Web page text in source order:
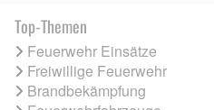
Top-Themen
Feuerwehr Einsätze
Freiwillige Feuerwehr
Brandbekämpfung